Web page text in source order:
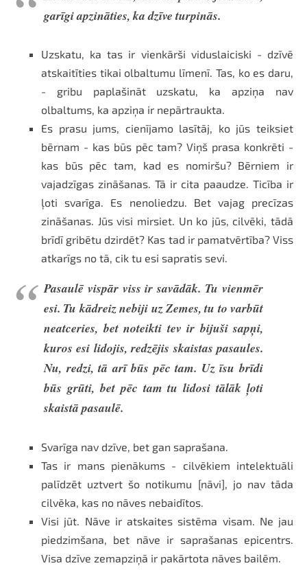
garīgi apzināties, ka dzīve turpinās.
Uzskatu, ka tas ir vienkārši viduslaiciski - dzīvē
atskaitīties tikai olbaltumu līmenī. Tas, ko es daru,
- gribu paplašināt uzskatu, ka apziņa nav
olbaltums, ka apziņa ir nepārtraukta.
Es prasu jums, cienījamo lasītāj, ko jūs teiksiet
bērnam - kas būs pēc tam? Viņš prasa konkrēti -
kas būs pēc tam, kad es nomiršu? Bērniem ir
vajadzīgas zināšanas. Tā ir cita paaudze. Ticība ir
ļoti svarīga. Es nenoliedzu. Bet vajag precīzas
zināšanas. Jūs visi mirsiet. Un ko jūs, cilvēki, tādā
brīdī gribētu dzirdēt? Kas tad ir pamatvērtība? Viss
atkarīgs no tā, cik tu esi sapratis sevi.
Pasaulē vispār viss ir savādāk. Tu vienmēr
esi. Tu kādreiz nebiji uz Zemes, tu to varbūt
neatceries, bet noteikti tev ir bijuši sapņi,
kuros esi lidojis, redzējis skaistas pasaules.
Nu, redzi, tā arī būs pēc tam. Uz īsu brīdi
būs grūti, bet pēc tam tu lidosi tālāk ļoti
skaistā pasaulē.
Svarīga nav dzīve, bet gan saprašana.
Tas ir mans pienākums - cilvēkiem intelektuāli
palīdzēt uztvert šo notikumu [nāvi], jo nav tāda
cilvēka, kas no nāves nebaidītos.
Visi jūt. Nāve ir atskaites sistēma visam. Ne jau
piedzimšana, bet nāve ir saprašanas epicentrs.
Visa dzīve zemapziņā ir pakārtota nāves bailēm.